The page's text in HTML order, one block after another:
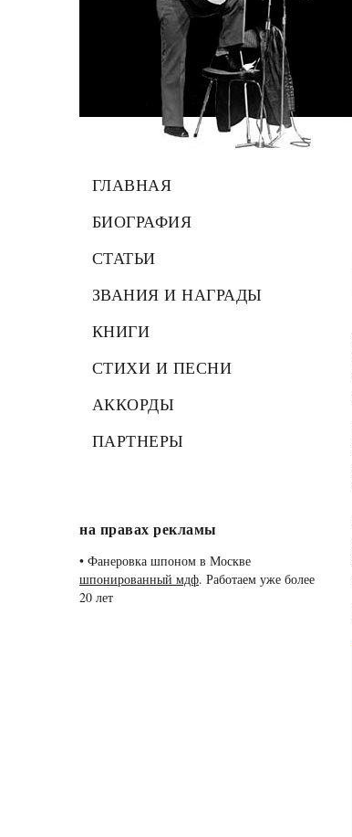
ГЛАВНАЯ
БИОГРАФИЯ
СТАТЬИ
ЗВАНИЯ И НАГРАДЫ
КНИГИ
СТИХИ И ПЕСНИ
АККОРДЫ
ПАРТНЕРЫ
на правах рекламы
• Фанеровка шпоном в Москве
шпонированный мдф. Работаем уже более
20 лет